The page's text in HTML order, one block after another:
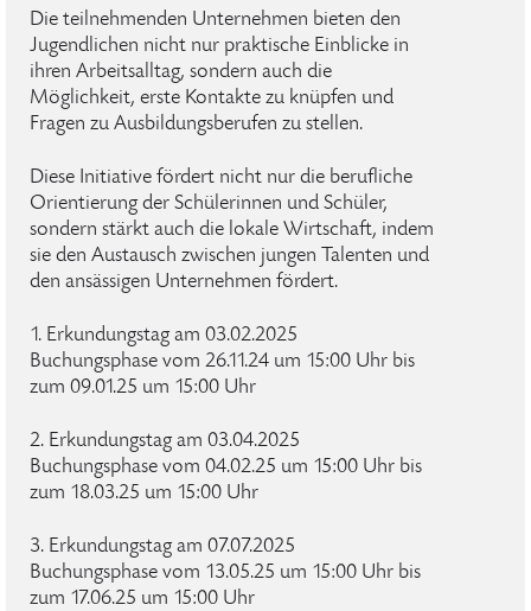
Die teilnehmenden Unternehmen bieten den
Jugendlichen nicht nur praktische Einblicke in
ihren Arbeitsalltag, sondern auch die
Möglichkeit, erste Kontakte zu knüpfen und
Fragen zu Ausbildungsberufen zu stellen.
Diese Initiative fördert nicht nur die berufliche
Orientierung der Schülerinnen und Schüler,
sondern stärkt auch die lokale Wirtschaft, indem
sie den Austausch zwischen jungen Talenten und
den ansässigen Unternehmen fördert.
1. Erkundungstag am 03.02.2025
Buchungsphase vom 26.11.24 um 15:00 Uhr bis
zum 09.01.25 um 15:00 Uhr
2. Erkundungstag am 03.04.2025
Buchungsphase vom 04.02.25 um 15:00 Uhr bis
zum 18.03.25 um 15:00 Uhr
3. Erkundungstag am 07.07.2025
Buchungsphase vom 13.05.25 um 15:00 Uhr bis
zum 17.06.25 um 15:00 Uhr